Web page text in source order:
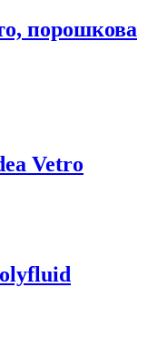
порошкова
Vetro